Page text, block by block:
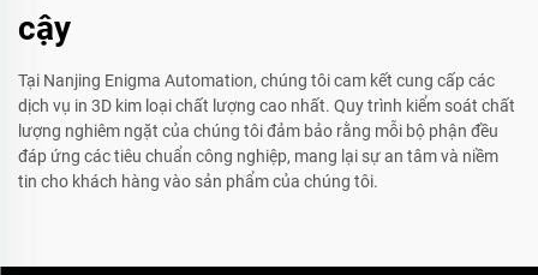
cậy
Tại Nanjing Enigma Automation, chúng tôi cam kết cung cấp các
dịch vụ in 3D kim loại chất lượng cao nhất. Quy trình kiểm soát chất
lượng nghiêm ngặt của chúng tôi đảm bảo rằng mỗi bộ phận đều
đáp ứng các tiêu chuẩn công nghiệp, mang lại sự an tâm và niềm
tin cho khách hàng vào sản phẩm của chúng tôi.